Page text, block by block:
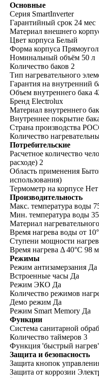
Основные
Серия SmartInverter
Гарантийный срок 24 мес
Материал внешнего
Цвет корпуса Белый
Форма корпуса
Номинальный объём 50 л
Количество баков 2
Тип нагревательного
Гарантия на внутренний
Объем внутреннего бака
Бренд Electrolux
Материал внутреннего
Внутреннее покрытие
Страна производства
Количество
Потребительские
Расчетное количество
расходе) 2
Область применения
использования)
Термометр на корпусе Нет
Производительность
Макс. температура воды
Мин. температура воды
Материал
Время нагрева воды от
Ступени мощности
Время нагрева Δ 40°С 98
Режимы
Режим антизамерзания Да
Встроенные часы Да
Режим ЭКО Да
Количество режимов
Демо режим Да
Режим Smart Memory Да
Функции
Система санитарной
Количество таймеров 3
Функция 'быстрый
Защита и безопасность
Защита кнопок
Защита от коррозии